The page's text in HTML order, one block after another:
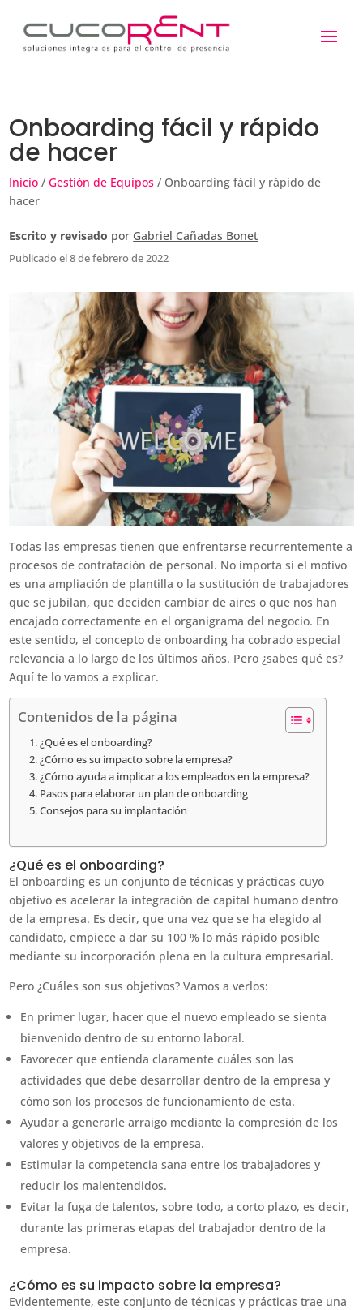
Onboarding fácil y rápido
de hacer
Inicio /Gestión de Equipos / Onboarding fácil y rápido de
hacer
Escrito y revisado por Gabriel Cañadas Bonet
Publicado el 8 de febrero de 2022
Todas las empresas tienen que enfrentarse recurrentemente a
procesos de contratación de personal. No importa si el motivo
es una ampliación de plantilla o la sustitución de trabajadores
que se jubilan, que deciden cambiar de aires o que nos han
encajado correctamente en el organigrama del negocio. En
este sentido, el concepto de onboarding ha cobrado especial
relevancia a lo largo de los últimos años. Pero ¿sabes qué es?
Aquí te lo vamos a explicar.
Contenidos de la página
¿Qué es el onboarding?
¿Cómo es su impacto sobre la empresa?
¿Cómo ayuda a implicar a los empleados en la empresa?
Pasos para elaborar un plan de onboarding
Consejos para su implantación
¿Qué es el onboarding?
El onboarding es un conjunto de técnicas y prácticas cuyo
objetivo es acelerar la integración de capital humano dentro
de la empresa. Es decir, que una vez que se ha elegido al
candidato, empiece a dar su 100 % lo más rápido posible
mediante su incorporación plena en la cultura empresarial.
Pero ¿Cuáles son sus objetivos? Vamos a verlos:
En primer lugar, hacer que el nuevo empleado se sienta
bienvenido dentro de su entorno laboral.
Favorecer que entienda claramente cuáles son las
actividades que debe desarrollar dentro de la empresa y
cómo son los procesos de funcionamiento de esta.
Ayudar a generarle arraigo mediante la compresión de los
valores y objetivos de la empresa.
Estimular la competencia sana entre los trabajadores y
reducir los malentendidos.
Evitar la fuga de talentos, sobre todo, a corto plazo, es decir,
durante las primeras etapas del trabajador dentro de la
empresa.
¿Cómo es su impacto sobre la empresa?
Evidentemente, este conjunto de técnicas y prácticas trae una